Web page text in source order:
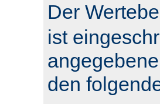
Der
ist
den